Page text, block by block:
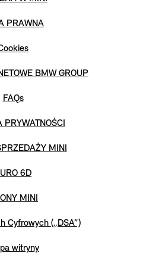
PRAWNA
BMW GROUP
FAQs
PRYWATNOŚCI
MINI
6D
MINI
Cyfrowych („DSA”)
witryny